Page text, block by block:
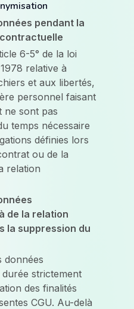
pendant la
6-5° de la loi
relative à
et aux libertés,
personnel faisant
ne sont pas
temps nécessaire
définies lors
ou de la
relation
de la relation
la suppression du
données
strictement
des finalités
CGU. Au-delà